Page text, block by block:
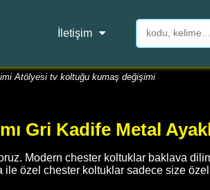
İletişim
Atölyesi tv koltuğu kumaş değişimi
Gri Kadife Metal
Modern chester koltuklar baklava
ile özel chester koltuklar sadece size